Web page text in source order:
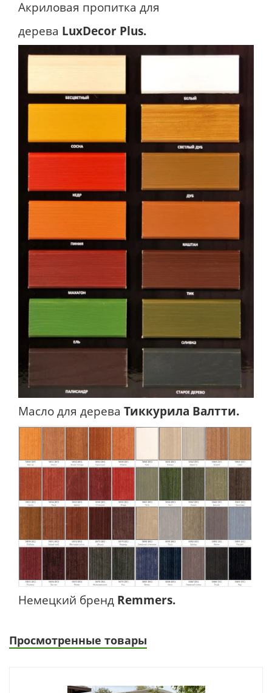
Акриловая пропитка для
дерева LuxDecor Plus.
Масло для дерева Тиккурила Валтти.
Немецкий бренд Remmers.
Просмотренные товары